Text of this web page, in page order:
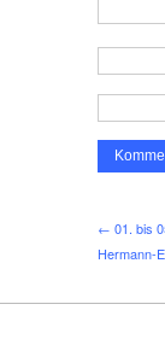
← 01. bis
Her­mann-